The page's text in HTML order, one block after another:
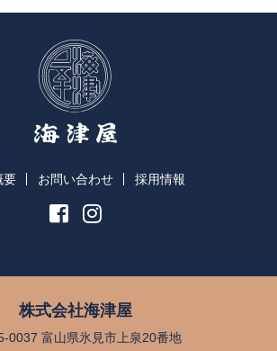
要 お問い合わせ 採用情報
株式会社海津屋
0037 富山県氷見市上泉20番地